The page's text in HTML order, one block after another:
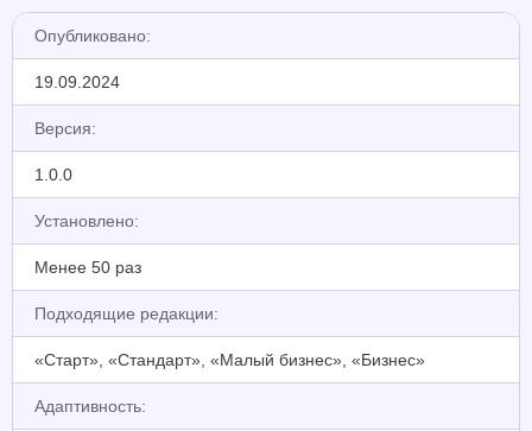
Опубликовано:
19.09.2024
Версия:
1.0.0
Установлено:
Менее 50 раз
Подходящие редакции:
«Старт», «Стандарт», «Малый бизнес», «Бизнес»
Адаптивность: